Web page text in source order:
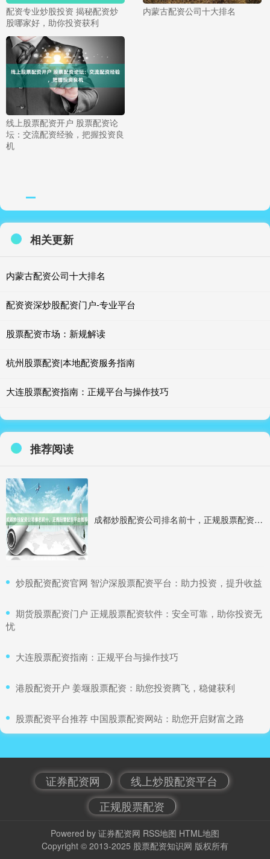
配资专业炒股投资 揭秘配资炒
股哪家好，助你投资获利
内蒙古配资公司十大排名
线上股票配资开户 股票配资论
坛：交流配资经验，把握投资良
机
相关更新
内蒙古配资公司十大排名
配资资深炒股配资门户-专业平台
股票配资市场：新规解读
杭州股票配资|本地配资服务指南
大连股票配资指南：正规平台与操作技巧
推荐阅读
成都炒股配资公司排名前十，正规股票配资平台推荐
​炒股配资配资官网 智沪深股票配资平台：助力投资，提升收益
​期货股票配资门户 正规股票配资软件：安全可靠，助你投资无
忧
​大连股票配资指南：正规平台与操作技巧
​港股配资开户 姜堰股票配资：助您投资腾飞，稳健获利
​股票配资平台推荐 中国股票配资网站：助您开启财富之路
证券配资网
线上炒股配资平台
正规股票配资
Powered by 证券配资网 RSS地图 HTML地图
Copyright © 2013-2025 股票配资知识网 版权所有